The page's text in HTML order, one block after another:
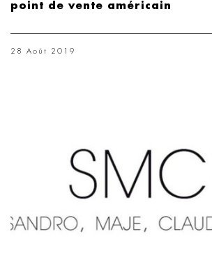
point de vente américain
28 Août 2019